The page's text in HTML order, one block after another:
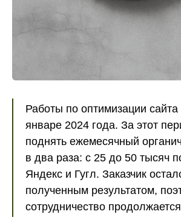
Работы по оптимизации сайта
январе 2024 года. За этот
поднять ежемесячный
в два раза: с 25 до 50 тысяч
Яндекс и Гугл. Заказчик
полученным результатом,
сотрудничество